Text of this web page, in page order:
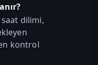
dilimi,
kontrol